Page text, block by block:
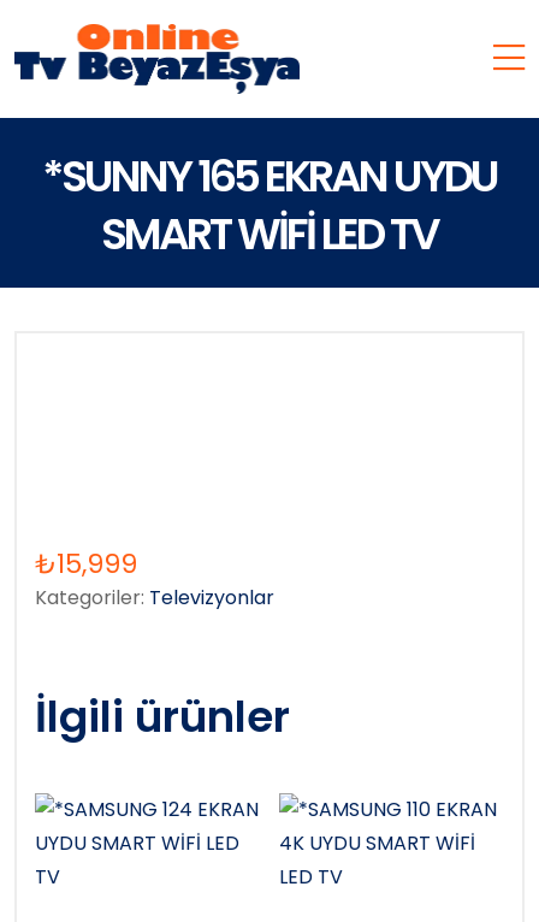
*SUNNY 165 EKRAN UYDU
SMART WİFİ LED TV
₺15,999
Kategoriler: Televizyonlar
İlgili ürünler